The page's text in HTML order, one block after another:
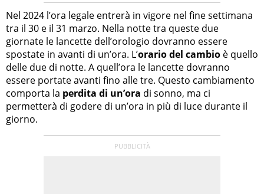
Nel 2024 l’ora legale entrerà in vigore nel fine settimana
tra il 30 e il 31 marzo. Nella notte tra queste due
giornate le lancette dell’orologio dovranno essere
spostate in avanti di un’ora. L’orario del cambio è quello
delle due di notte. A quell’ora le lancette dovranno
essere portate avanti fino alle tre. Questo cambiamento
comporta la perdita di un’ora di sonno, ma ci
permetterà di godere di un’ora in più di luce durante il
giorno.